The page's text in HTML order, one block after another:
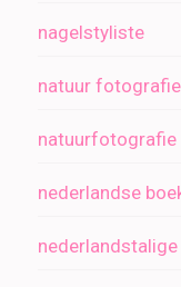
nagelstyliste
natuur fotografie
natuurfotografie
nederlandse
nederlandstalige